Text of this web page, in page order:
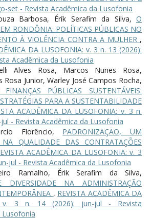
set - Revista Acadêmica da Lusofonia
Barbosa, Érík Serafim da Silva,O
RONDÔNIA: POLÍTICAS PÚBLICAS NO
À VIOLÊNCIA CONTRA A MULHER ,
DA LUSOFONIA: v. 3 n. 13 (2026):
Acadêmica da Lusofonia
Alves Rosa, Marcos Nunes Rosa,
Rosa Junior, Warley José Campos Rocha,
PÚBLICAS SUSTENTÁVEIS:
PARA A SUSTENTABILIDADE
ACADÊMICA DA LUSOFONIA: v. 3 n.
- Revista Acadêmica da Lusofonia
Florêncio, PADRONIZAÇÃO, UM
NA QUALIDADE DAS CONTRATAÇÕES
ACADÊMICA DA LUSOFONIA: v. 3
jul - Revista Acadêmica da Lusofonia
Ramalho, Érik Serafim da Silva,
DIVERSIDADE NA ADMINISTRAÇÃO
, REVISTA ACADÊMICA DA
v. 3 n. 14 (2026): jun-jul - Revista
Lusofonia